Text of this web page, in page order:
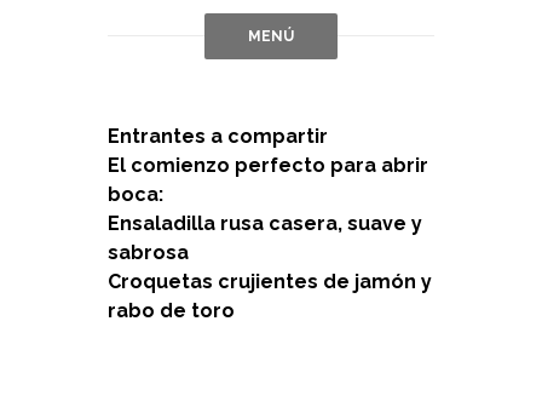
MENÚ
Entrantes a compartir
El comienzo perfecto para abrir
boca:
Ensaladilla rusa casera, suave y
sabrosa
Croquetas crujientes de jamón y
rabo de toro